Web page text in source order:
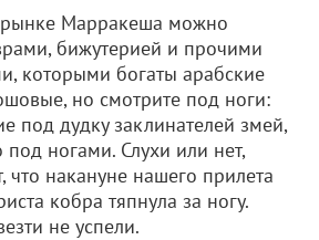
Марракеша можно
бижутерией и прочими
которыми богаты арабские
но смотрите под ноги:
под дудку заклинателей змей,
ногами. Слухи или нет,
что накануне нашего прилета
кобра тяпнула за ногу.
не успели.